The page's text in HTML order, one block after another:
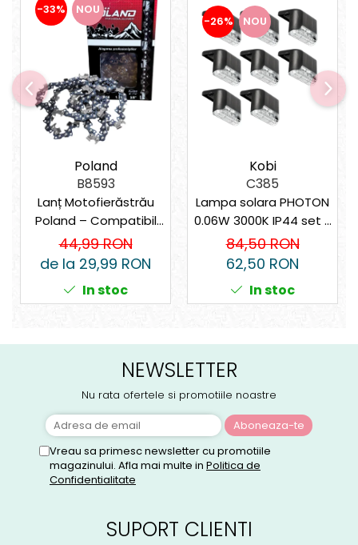
-33% NOU
Poland
B8593
Lanț Motofierăstrău
Poland – Compatibil
universal
44,99 RON
de la 29,99 RON
In stoc
-26% NOU
Kobi
C385
Lampa solara PHOTON
0.06W 3000K IP44 set 8
bucati
84,50 RON
62,50 RON
In stoc
NEWSLETTER
Nu rata ofertele si promotiile noastre
Vreau sa primesc newsletter cu promotiile
magazinului. Afla mai multe in Politica de
Confidentialitate
SUPORT CLIENTI